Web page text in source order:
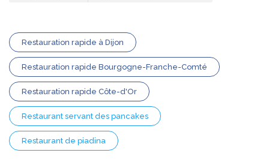
Restauration rapide à Dijon
Restauration rapide Bourgogne-Franche-Comté
Restauration rapide Côte-d'Or
Restaurant servant des pancakes
Restaurant de piadina